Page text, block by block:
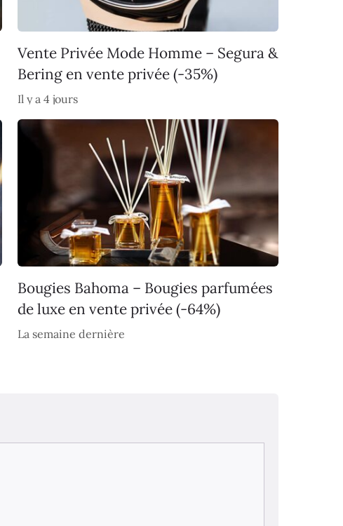
Vente Privée Mode Homme – Segura &
Bering en vente privée (-35%)
Il y a 4 jours
Bougies Bahoma – Bougies parfumées
de luxe en vente privée (-64%)
La semaine dernière